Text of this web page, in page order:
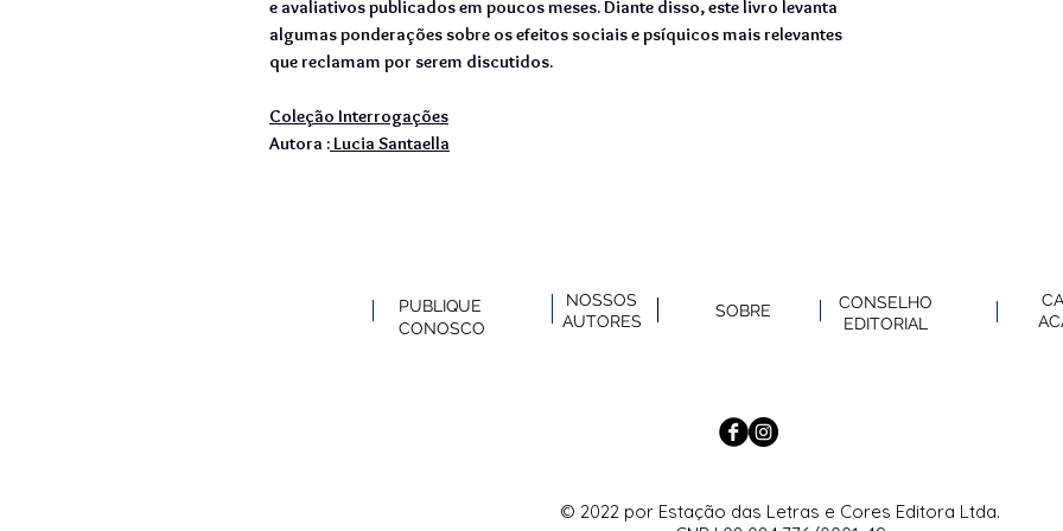
e avaliativos publicados em poucos meses. Diante disso, este livro levanta
algumas ponderações sobre os efeitos sociais e psíquicos mais relevantes
que reclamam por serem discutidos.
Coleção Interrogações
Autora : Lucia Santaella
NOSSOS
AUTORES
PUBLIQUE
CONOSCO
SOBRE
CONSELHO
EDITORIAL
© 2022 por Estação das Letras e Cores Editora Ltda.